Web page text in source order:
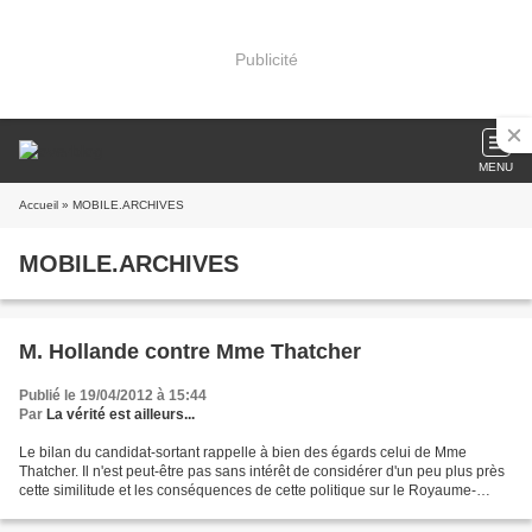
Publicité
MENU
Accueil » MOBILE.ARCHIVES
MOBILE.ARCHIVES
M. Hollande contre Mme Thatcher
Publié le 19/04/2012 à 15:44
Par La vérité est ailleurs...
Le bilan du candidat-sortant rappelle à bien des égards celui de Mme
Thatcher. Il n'est peut-être pas sans intérêt de considérer d'un peu plus près
cette similitude et les conséquences de cette politique sur le Royaume-